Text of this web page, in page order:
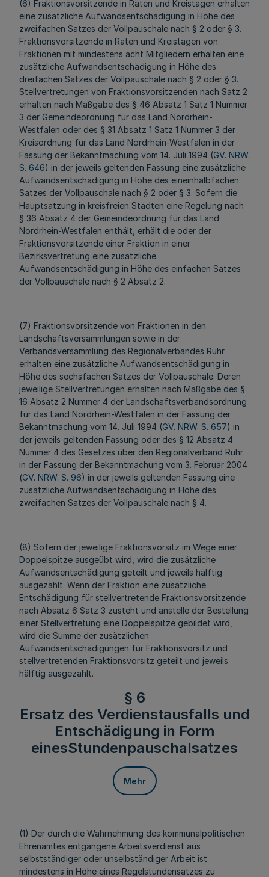
(6) Fraktionsvorsitzende in Räten und Kreistagen erhalten
eine zusätzliche Aufwandsentschädigung in Höhe des
zweifachen Satzes der Vollpauschale nach § 2 oder § 3.
Fraktionsvorsitzende in Räten und Kreistagen von
Fraktionen mit mindestens acht Mitgliedern erhalten eine
zusätzliche Aufwandsentschädigung in Höhe des
dreifachen Satzes der Vollpauschale nach § 2 oder § 3.
Stellvertretungen von Fraktionsvorsitzenden nach Satz 2
erhalten nach Maßgabe des § 46 Absatz 1 Satz 1 Nummer
3 der Gemeindeordnung für das Land Nordrhein-
Westfalen oder des § 31 Absatz 1 Satz 1 Nummer 3 der
Kreisordnung für das Land Nordrhein-Westfalen in der
Fassung der Bekanntmachung vom 14. Juli 1994 (GV. NRW.
S. 646) in der jeweils geltenden Fassung eine zusätzliche
Aufwandsentschädigung in Höhe des eineinhalbfachen
Satzes der Vollpauschale nach § 2 oder § 3. Sofern die
Hauptsatzung in kreisfreien Städten eine Regelung nach
§ 36 Absatz 4 der Gemeindeordnung für das Land
Nordrhein-Westfalen enthält, erhält die oder der
Fraktionsvorsitzende einer Fraktion in einer
Bezirksvertretung eine zusätzliche
Aufwandsentschädigung in Höhe des einfachen Satzes
der Vollpauschale nach § 2 Absatz 2.
(7) Fraktionsvorsitzende von Fraktionen in den
Landschaftsversammlungen sowie in der
Verbandsversammlung des Regionalverbandes Ruhr
erhalten eine zusätzliche Aufwandsentschädigung in
Höhe des sechsfachen Satzes der Vollpauschale. Deren
jeweilige Stellvertretungen erhalten nach Maßgabe des §
16 Absatz 2 Nummer 4 der Landschaftsverbandsordnung
für das Land Nordrhein-Westfalen in der Fassung der
Bekanntmachung vom 14. Juli 1994 (GV. NRW. S. 657) in
der jeweils geltenden Fassung oder des § 12 Absatz 4
Nummer 4 des Gesetzes über den Regionalverband Ruhr
in der Fassung der Bekanntmachung vom 3. Februar 2004
(GV. NRW. S. 96) in der jeweils geltenden Fassung eine
zusätzliche Aufwandsentschädigung in Höhe des
zweifachen Satzes der Vollpauschale nach § 4.
(8) Sofern der jeweilige Fraktionsvorsitz im Wege einer
Doppelspitze ausgeübt wird, wird die zusätzliche
Aufwandsentschädigung geteilt und jeweils hälftig
ausgezahlt. Wenn der Fraktion eine zusätzliche
Entschädigung für stellvertretende Fraktionsvorsitzende
nach Absatz 6 Satz 3 zusteht und anstelle der Bestellung
einer Stellvertretung eine Doppelspitze gebildet wird,
wird die Summe der zusätzlichen
Aufwandsentschädigungen für Fraktionsvorsitz und
stellvertretenden Fraktionsvorsitz geteilt und jeweils
hälftig ausgezahlt.
§ 6
Ersatz des Verdienstausfalls und
Entschädigung in Form
einesStundenpauschalsatzes
Mehr
(1) Der durch die Wahrnehmung des kommunalpolitischen
Ehrenamtes entgangene Arbeitsverdienst aus
selbstständiger oder unselbständiger Arbeit ist
mindestens in Höhe eines Regelstundensatzes zu